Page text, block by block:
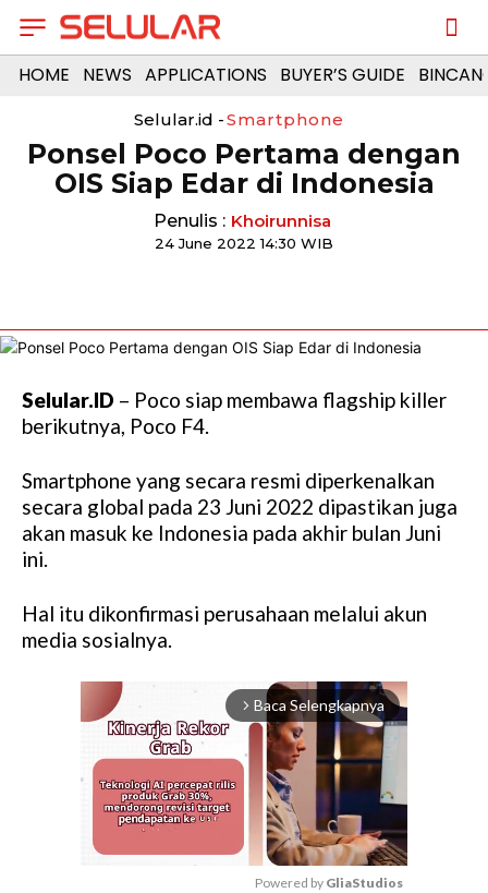
HOME NEWS APPLICATIONS BUYER’S GUIDE
Selular.id -Smartphone
Ponsel Poco Pertama dengan
OIS Siap Edar di Indonesia
Penulis : Khoirunnisa
24 June 2022 14:30 WIB
Selular.ID – Poco siap membawa flagship killer
berikutnya, Poco F4.
Smartphone yang secara resmi diperkenalkan
secara global pada 23 Juni 2022 dipastikan juga
akan masuk ke Indonesia pada akhir bulan Juni
ini.
Hal itu dikonfirmasi perusahaan melalui akun
media sosialnya.
arrow_forward_ios Baca Selengkapnya
Powered by GliaStudios